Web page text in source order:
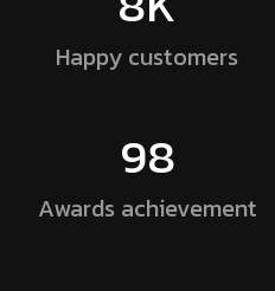
Happy customers
98
Awards achievement